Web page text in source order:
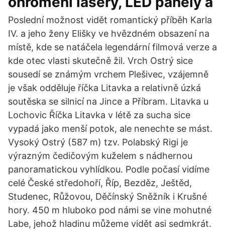
Poslední možnost vidět romantický příběh Karla
IV. a jeho ženy Elišky ve hvězdném obsazení na
místě, kde se natáčela legendární filmová verze a
kde otec vlasti skutečně žil. Vrch Ostrý sice
sousedí se známým vrchem Plešivec, vzájemně
je však odděluje říčka Litavka a relativně úzká
soutěska se silnicí na Jince a Příbram. Litavka u
Lochovic Říčka Litavka v létě za sucha sice
vypadá jako menší potok, ale nenechte se mást.
Vysoký Ostrý (587 m) tzv. Polabský Rigi je
výrazným čedičovým kuželem s nádhernou
panoramatickou vyhlídkou. Podle počasí vidíme
celé České středohoří, Říp, Bezděz, Ještěd,
Studenec, Růžovou, Děčínský Sněžník i Krušné
hory. 450 m hluboko pod námi se vine mohutné
Labe, jehož hladinu můžeme vidět asi sedmkrát.